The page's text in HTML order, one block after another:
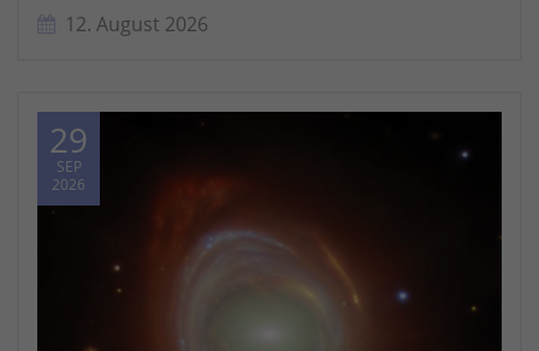
12. August 2026
29
SEP
2026